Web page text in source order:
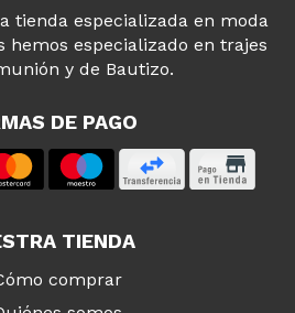
tienda especializada en moda
hemos especializado en trajes
y de Bautizo.
DE PAGO
TIENDA
comprar